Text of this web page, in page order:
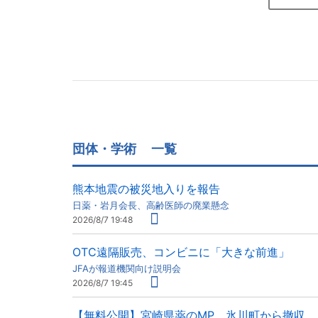
団体・学術 一覧
熊本地震の被災地入りを報告
日薬・岩月会長、高齢医師の廃業懸念
2026/8/7 19:48
OTC遠隔販売、コンビニに「大きな前進」
JFAが報道機関向け説明会
2026/8/7 19:45